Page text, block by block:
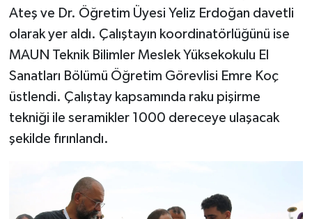
Ateş ve Dr. Öğretim Üyesi Yeliz Erdoğan davetli
olarak yer aldı. Çalıştayın koordinatörlüğünü ise
MAUN Teknik Bilimler Meslek Yüksekokulu El
Sanatları Bölümü Öğretim Görevlisi Emre Koç
üstlendi. Çalıştay kapsamında raku pişirme
tekniği ile seramikler 1000 dereceye ulaşacak
şekilde fırınlandı.